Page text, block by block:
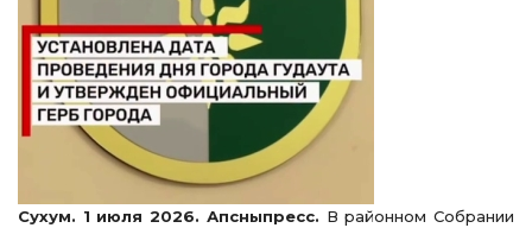
Сухум. 1 июля 2026. Апсныпресс. В районном Собрании